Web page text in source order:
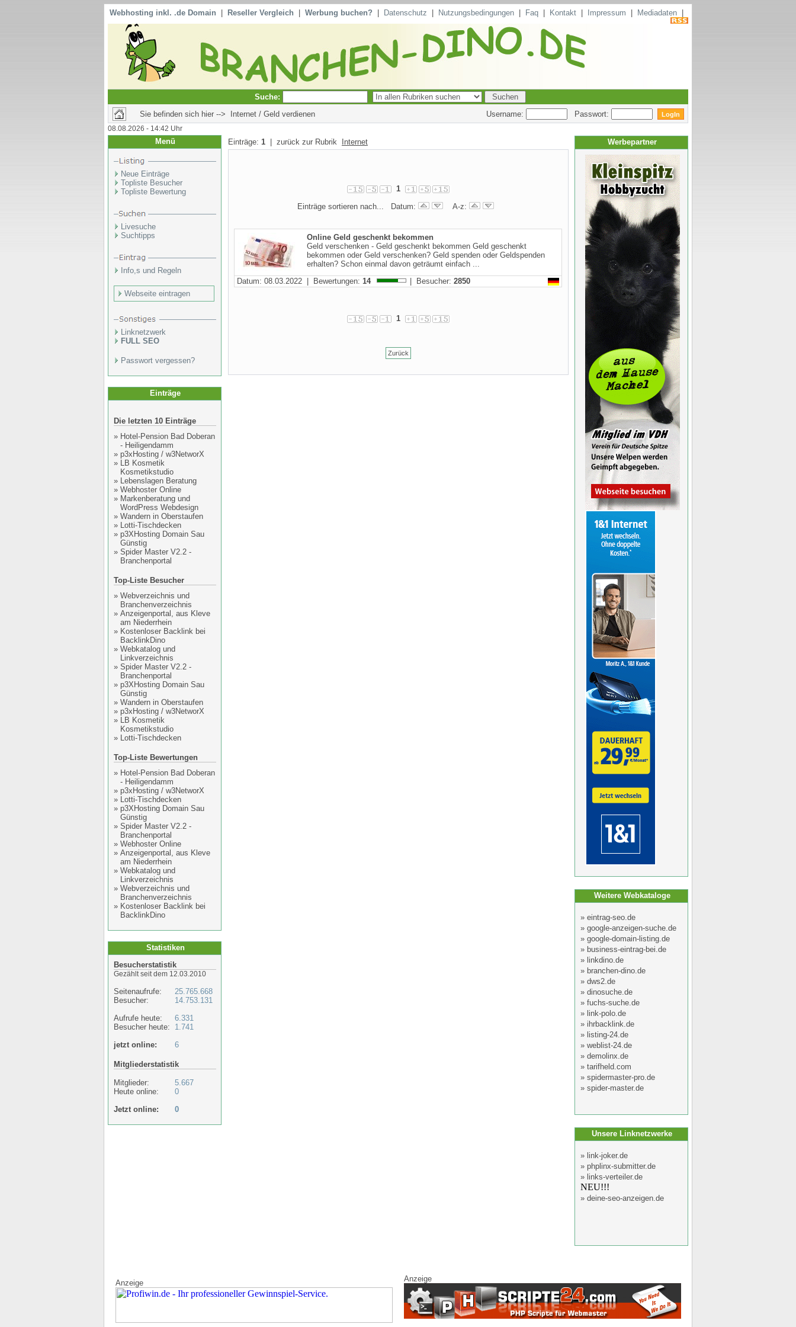
Webhosting inkl. .de Domain Reseller Vergleich Werbung buchen? Datenschutz Nutzungsbedingungen Faq Kontakt Impressum Mediadaten
Suche:
Sie befinden sich hier --> Internet / Geld verdienen
Username: Passwort:
08.08.2026 - 14:42 Uhr
Menü
Neue Einträge
Topliste Besucher
Topliste Bewertung
Livesuche
Suchtipps
Info,s und Regeln
Webseite eintragen
Linknetzwerk
FULL SEO
Passwort vergessen?
Einträge
Die letzten 10 Einträge
» Hotel-Pension Bad Doberan
- Heiligendamm
» p3xHosting / w3NetworX
» LB Kosmetik
Kosmetikstudio
» Lebenslagen Beratung
» Webhoster Online
» Markenberatung und
WordPress Webdesign
» Wandern in Oberstaufen
» Lotti-Tischdecken
» p3XHosting Domain Sau
Günstig
» Spider Master V2.2 -
Branchenportal
Top-Liste Besucher
» Webverzeichnis und
Branchenverzeichnis
» Anzeigenportal, aus Kleve
am Niederrhein
» Kostenloser Backlink bei
BacklinkDino
» Webkatalog und
Linkverzeichnis
» Spider Master V2.2 -
Branchenportal
» p3XHosting Domain Sau
Günstig
» Wandern in Oberstaufen
» p3xHosting / w3NetworX
» LB Kosmetik
Kosmetikstudio
» Lotti-Tischdecken
Top-Liste Bewertungen
» Hotel-Pension Bad Doberan
- Heiligendamm
» p3xHosting / w3NetworX
» Lotti-Tischdecken
» p3XHosting Domain Sau
Günstig
» Spider Master V2.2 -
Branchenportal
» Webhoster Online
» Anzeigenportal, aus Kleve
am Niederrhein
» Webkatalog und
Linkverzeichnis
» Webverzeichnis und
Branchenverzeichnis
» Kostenloser Backlink bei
BacklinkDino
Statistiken
Besucherstatistik
Gezählt seit dem 12.03.2010
Seitenaufrufe:
Besucher:
Aufrufe heute:
Besucher heute:
jetzt online:
25.765.668
14.753.131
6.331
1.741
6
Mitgliederstatistik
Mitglieder:
Heute online:
5.667
0
Jetzt online:
0
Einträge: 1 | zurück zur Rubrik Internet
1
Einträge sortieren nach... Datum:
A-z:
Online Geld geschenkt bekommen
Geld verschenken - Geld geschenkt bekommen Geld geschenkt
bekommen oder Geld verschenken? Geld spenden oder Geldspenden
erhalten? Schon einmal davon geträumt einfach ...
Datum: 08.03.2022 | Bewertungen: 14 | Besucher: 2850
1
Zurück
Werbepartner
Weitere Webkataloge
» eintrag-seo.de
» google-anzeigen-suche.de
» google-domain-listing.de
» business-eintrag-bei.de
» linkdino.de
» branchen-dino.de
» dws2.de
» dinosuche.de
» fuchs-suche.de
» link-polo.de
» ihrbacklink.de
» listing-24.de
» weblist-24.de
» demolinx.de
» tarifheld.com
» spidermaster-pro.de
» spider-master.de
Unsere Linknetzwerke
» link-joker.de
» phplinx-submitter.de
» links-verteiler.de
NEU!!!
» deine-seo-anzeigen.de
Anzeige Anzeige